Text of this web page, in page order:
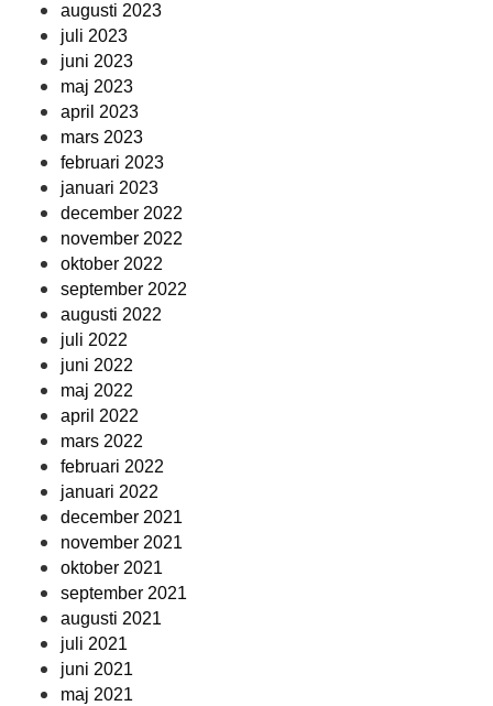
augusti 2023
juli 2023
juni 2023
maj 2023
april 2023
mars 2023
februari 2023
januari 2023
december 2022
november 2022
oktober 2022
september 2022
augusti 2022
juli 2022
juni 2022
maj 2022
april 2022
mars 2022
februari 2022
januari 2022
december 2021
november 2021
oktober 2021
september 2021
augusti 2021
juli 2021
juni 2021
maj 2021